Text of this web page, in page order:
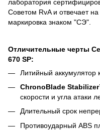
лаборатория
Советом RvA и отвечает
маркировка знаком "СЭ".
Отличительные черты
670 SP:
Литийный аккумулятор
ChronoBlade
скорости и угла атаки
Длительный срок
Противоударный ABS